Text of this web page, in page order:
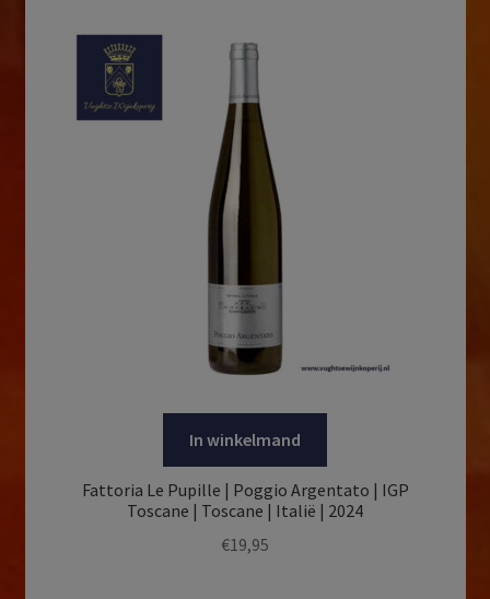
In winkelmand
Fattoria Le Pupille | Poggio Argentato | IGP
Toscane | Toscane | Italië | 2024
€19,95